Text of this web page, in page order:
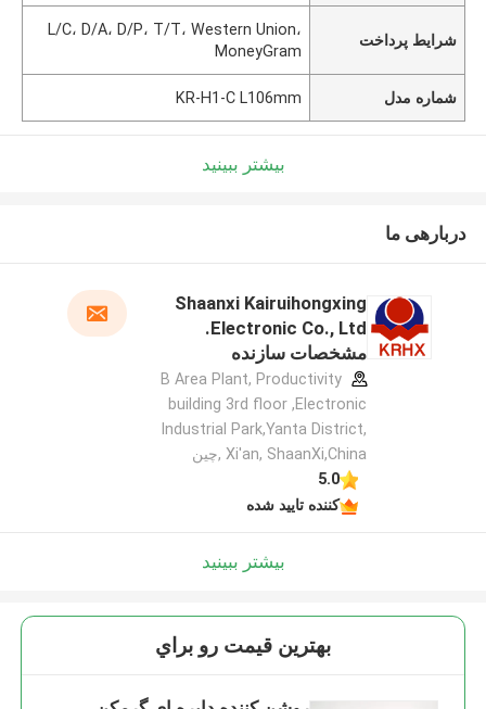
شرایط پرداخت
L/C، D/A، D/P، T/T، Western Union،
MoneyGram
شماره مدل KR-H1-C L106mm
بیشتر ببینید
دربارهی ما
Shaanxi Kairuihongxing
Electronic Co., Ltd.
مشخصات سازنده
B Area Plant, Productivity
building 3rd floor ,Electronic
Industrial Park,Yanta District,
Xi'an, ShaanXi,China ,چین
5.0
کننده تایید شده
بیشتر ببینید
بهترين قيمت رو براي